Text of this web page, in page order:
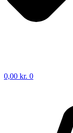
0,00 kr. 0